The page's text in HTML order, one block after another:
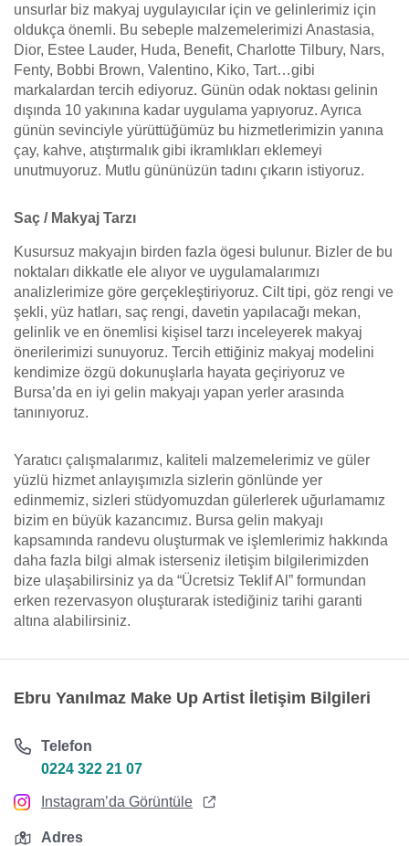
unsurlar biz makyaj uygulayıcılar için ve gelinlerimiz için
oldukça önemli. Bu sebeple malzemelerimizi Anastasia,
Dior, Estee Lauder, Huda, Benefit, Charlotte Tilbury, Nars,
Fenty, Bobbi Brown, Valentino, Kiko, Tart…gibi
markalardan tercih ediyoruz. Günün odak noktası gelinin
dışında 10 yakınına kadar uygulama yapıyoruz. Ayrıca
günün sevinciyle yürüttüğümüz bu hizmetlerimizin yanına
çay, kahve, atıştırmalık gibi ikramlıkları eklemeyi
unutmuyoruz. Mutlu gününüzün tadını çıkarın istiyoruz.
Saç / Makyaj Tarzı
Kusursuz makyajın birden fazla ögesi bulunur. Bizler de bu
noktaları dikkatle ele alıyor ve uygulamalarımızı
analizlerimize göre gerçekleştiriyoruz. Cilt tipi, göz rengi ve
şekli, yüz hatları, saç rengi, davetin yapılacağı mekan,
gelinlik ve en önemlisi kişisel tarzı inceleyerek makyaj
önerilerimizi sunuyoruz. Tercih ettiğiniz makyaj modelini
kendimize özgü dokunuşlarla hayata geçiriyoruz ve
Bursa’da en iyi gelin makyajı yapan yerler arasında
tanınıyoruz.
Yaratıcı çalışmalarımız, kaliteli malzemelerimiz ve güler
yüzlü hizmet anlayışımızla sizlerin gönlünde yer
edinmemiz, sizleri stüdyomuzdan gülerlerek uğurlamamız
bizim en büyük kazancımız. Bursa gelin makyajı
kapsamında randevu oluşturmak ve işlemlerimiz hakkında
daha fazla bilgi almak isterseniz iletişim bilgilerimizden
bize ulaşabilirsiniz ya da “Ücretsiz Teklif Al” formundan
erken rezervasyon oluşturarak istediğiniz tarihi garanti
altına alabilirsiniz.
Ebru Yanılmaz Make Up Artist İletişim Bilgileri
Telefon
0224 322 21 07
Instagram’da Görüntüle
Adres